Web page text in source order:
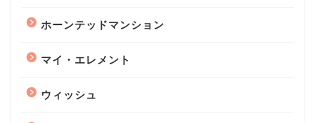
ホーンテッドマンション
マイ・エレメント
ウィッシュ